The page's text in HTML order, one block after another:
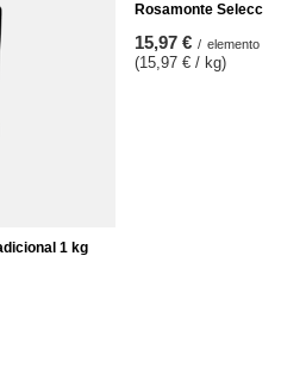
1 kg
Rosamonte
15,97 € / elemento
(15,97 € / kg)